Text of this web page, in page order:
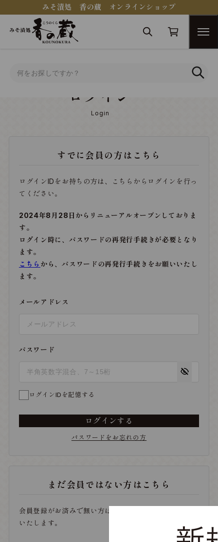
みそ漬処 香の蔵 オンラインショップ
ログイン
Login
すでに会員の方はこちら
ログインIDをお持ちの方は、こちらからログインを行っ
てください。
2024年8月28日からリニューアルオープンしておりま
す。
ログイン時に、パスワードの再発行手続きが必要となり
ます。
こちら から、パスワードの再発行手続きをお願いいたし
ます。
メールアドレス
パスワード
ログインIDを記憶する
ログインする
パスワードをお忘れの方
まだ会員ではない方はこちら
会員登録がお済みで無い方は、こちらから登録をお願い
いたします。